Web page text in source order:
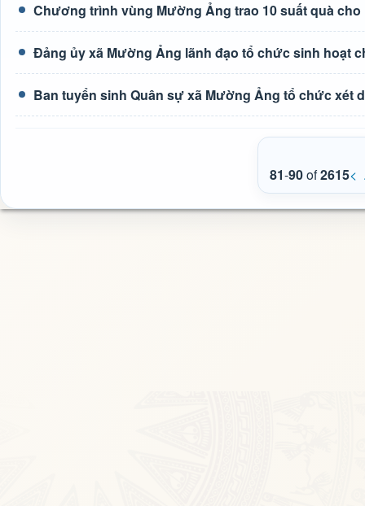
Chương trình vùng Mường Ảng trao 10 suất quà
Đảng ủy xã Mường Ảng lãnh đạo tổ chức sinh hoạt
Ban tuyển sinh Quân sự xã Mường Ảng tổ chức xét
81-90of2615<